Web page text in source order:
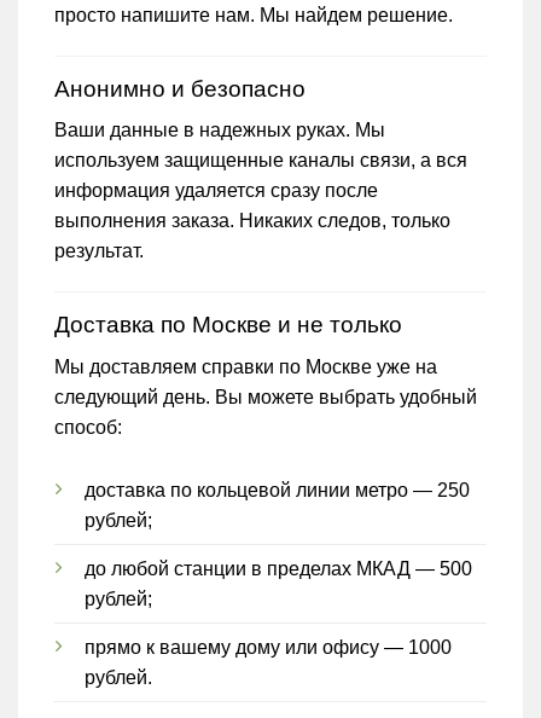
просто напишите нам. Мы найдем решение.
Анонимно и безопасно
Ваши данные в надежных руках. Мы
используем защищенные каналы связи, а вся
информация удаляется сразу после
выполнения заказа. Никаких следов, только
результат.
Доставка по Москве и не только
Мы доставляем справки по Москве уже на
следующий день. Вы можете выбрать удобный
способ:
доставка по кольцевой линии метро — 250
рублей;
до любой станции в пределах МКАД — 500
рублей;
прямо к вашему дому или офису — 1000
рублей.